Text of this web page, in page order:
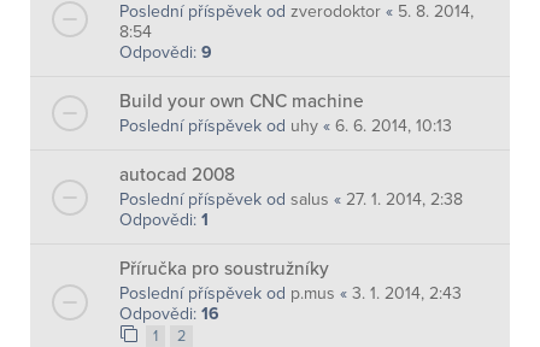
Poslední příspěvek od zverodoktor « 5. 8. 2014,
8:54
Odpovědi: 9
Build your own CNC machine
Poslední příspěvek od uhy « 6. 6. 2014, 10:13
autocad 2008
Poslední příspěvek od salus « 27. 1. 2014, 2:38
Odpovědi: 1
Příručka pro soustružníky
Poslední příspěvek od p.mus « 3. 1. 2014, 2:43
Odpovědi: 16
1 2